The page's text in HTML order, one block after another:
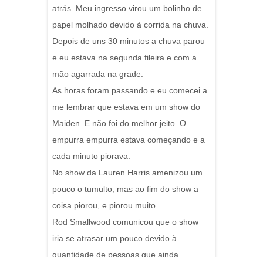
atrás. Meu ingresso virou um bolinho de
papel molhado devido à corrida na chuva.
Depois de uns 30 minutos a chuva parou
e eu estava na segunda fileira e com a
mão agarrada na grade.
As horas foram passando e eu comecei a
me lembrar que estava em um show do
Maiden. E não foi do melhor jeito. O
empurra empurra estava começando e a
cada minuto piorava.
No show da Lauren Harris amenizou um
pouco o tumulto, mas ao fim do show a
coisa piorou, e piorou muito.
Rod Smallwood comunicou que o show
iria se atrasar um pouco devido à
quantidade de pessoas que ainda